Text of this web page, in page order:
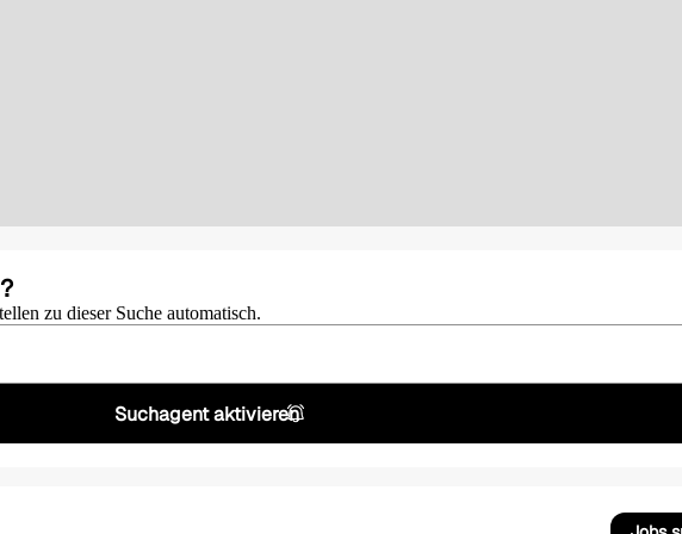
zu dieser Suche automatisch.
Suchagent aktivieren